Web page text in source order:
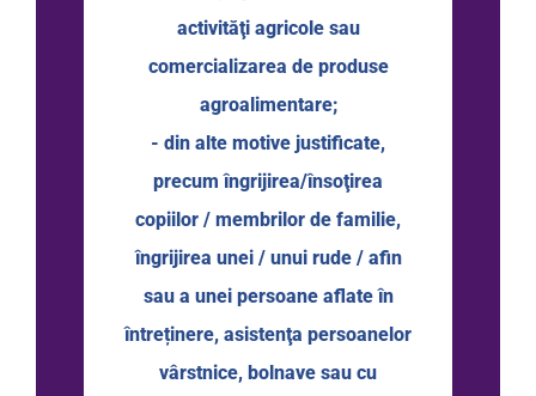
activităţi agricole sau
comercializarea de produse
agroalimentare;
- din alte motive justificate,
precum îngrijirea/însoţirea
copiilor / membrilor de familie,
îngrijirea unei / unui rude / afin
sau a unei persoane aflate în
întreținere, asistenţa persoanelor
vârstnice, bolnave sau cu